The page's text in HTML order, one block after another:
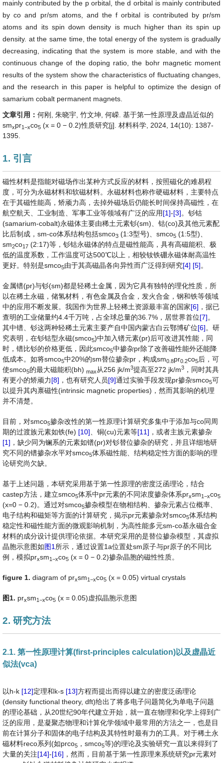
mainly contributed by the p orbital, the d orbital is mainly contributed
by co and pr/sm atoms, and the f orbital is contributed by pr/sm
atoms and its spin down density is much higher than its spin up
density. at the same time, the total energy of the system is gradually
decreasing, indicating that the system is more stable, and with the
continuous change of the doping ratio, the bohr magnetic moment
results of the system show the characteristics of fluctuating changes,
and the research in this paper is helpful to optimize the design of
samarium cobalt permanent magnets.
文章引用： 何刚, 朱晓宇, 竹文坤, 何嵘. 基于第一性原理及虚晶近似的
smxpr1−xco5 (x = 0 − 0.2)性质研究[j]. 材料科学, 2024, 14(10): 1387-
1395.
1. 引言
磁性材料是指能对磁场作出某种方式反应的材料，按照磁化的难易程
度，可分为永磁材料和软磁材料。永磁材料也称作硬磁材料，主要特点
在于其磁性能高，矫顽力高，去掉外磁场后仍能长时间保持高磁性，在
航空航天、工业制造、军事工业等领域有广泛的应用[1]-[3]。钐钴
(samarium-cobalt)永磁体主要由稀土元素钐(sm)、钴(co)及其他元素配
比后制成，sm-co体系结构包括smco3 (1:3型号)、smco5 (1:5型)、
sm2co17 (2:17)等，钐钴永磁体的特点是磁性能高，具有高磁能积、极
低的温度系数，工作温度可达500℃以上，相较钕铁硼永磁体耐高温性
更好。特别是smco5由于其高磁晶各向异性而广泛得到研究[4] [5]。
金属镨(pr)与钐(sm)都是轻稀土金属，因为它具有独特的理化性质，所
以在稀土永磁，储氢材料，有色金属及合金，发火合金，钢和铁等领域
中的应用不断发展。我国作为世界上轻稀土资源最丰富的国家[6] ，据已
查明的工业储量约4.4千万吨，占全球总量的36.7%，居世界首位[7]。
其中镨、钐这两种轻稀土元素主要产自中国内蒙古白云鄂博矿位[6]。研
究表明，在钐钴型永磁(smco5)中加入镨元素(pr)后可改进其性能，同
时，镨比钐的价格更低，因此smco5中掺杂pr除了改善磁性能外还能降
低成本。如将smco5中20%的sm替位掺杂pr，构成sm0.8pr0.2co5后，可
使smco5的最大磁能积(bh) max 从256 jk/m3提高至272 jk/m3 ，同时其具
有更小的矫顽力[8] ，也有研究人员[9]通过实验手段发现pr掺杂smco5可
以提升其内禀磁性(intrinsic magnetic properties)，然而其影响的机理
并不清楚。
目前，对smco5掺杂改性的第一性原理计算研究多集中于添加与co同周
期的过渡族元素如铁(fe) [10] 、铜(cu)元素等[11] ，或者主族元素掺杂
[1] ，缺少同为镧系的元素如镨(pr)对钐替位掺杂的研究，并且详细地研
究不同的镨掺杂水平对smco5体系磁性能、结构稳定性方面的影响的理
论研究尚欠缺。
基于上述问题，本研究采用基于第一性原理的密度泛函理论，结合
castep方法，建立smco5体系中pr元素的不同浓度掺杂体系prxsm1−xco5
(x=0 − 0.2)。通过对smco5掺杂模型在物相结构、掺杂元素占位概率、
电子结构和磁矩等方面的计算研究，揭示pr元素掺杂对smco5体系结构
稳定性和磁性能方面的微观影响机制，为高性能多元sm-co基永磁合金
材料的成分设计提供理论依据。本研究采用的是替位掺杂模型，其虚拟
晶胞示意图如图1 所示，通过设置1a位置处sm原子与pr原子的不同比
例，模拟prxsm1−xco5 (x = 0 − 0.2)掺杂晶胞的磁性性质。
figure 1. diagram of prxsm1−xco5 (x = 0.05) virtual crystals
图1. prxsm1−xco5 (x = 0.05)虚拟晶胞示意图
2. 研究方法
2.1. 第一性原理计算(first-principles calculation)以及虚晶近
似法(vca)
以h-k [12]定理和k-s [13]方程而提出而得以建立的密度泛函理论
(density functional theory, dft)给出了将多电子问题简化为单电子问题
的理论基础，从20世纪90年代建立开始，就一直在物理和化学上得到广
泛的应用，是凝聚态物理和计算化学领域中最常用的方法之一，也是目
前在计算分子和固体的电子结构及其特性时最有力的工具。对于稀土永
磁材料reco系列(如prco5 ，smco5等)的理论及实验研究一直以来得到了
大量的关注[14]-[16] ，然而，目前基于第一性原理来系统研究pr元素对